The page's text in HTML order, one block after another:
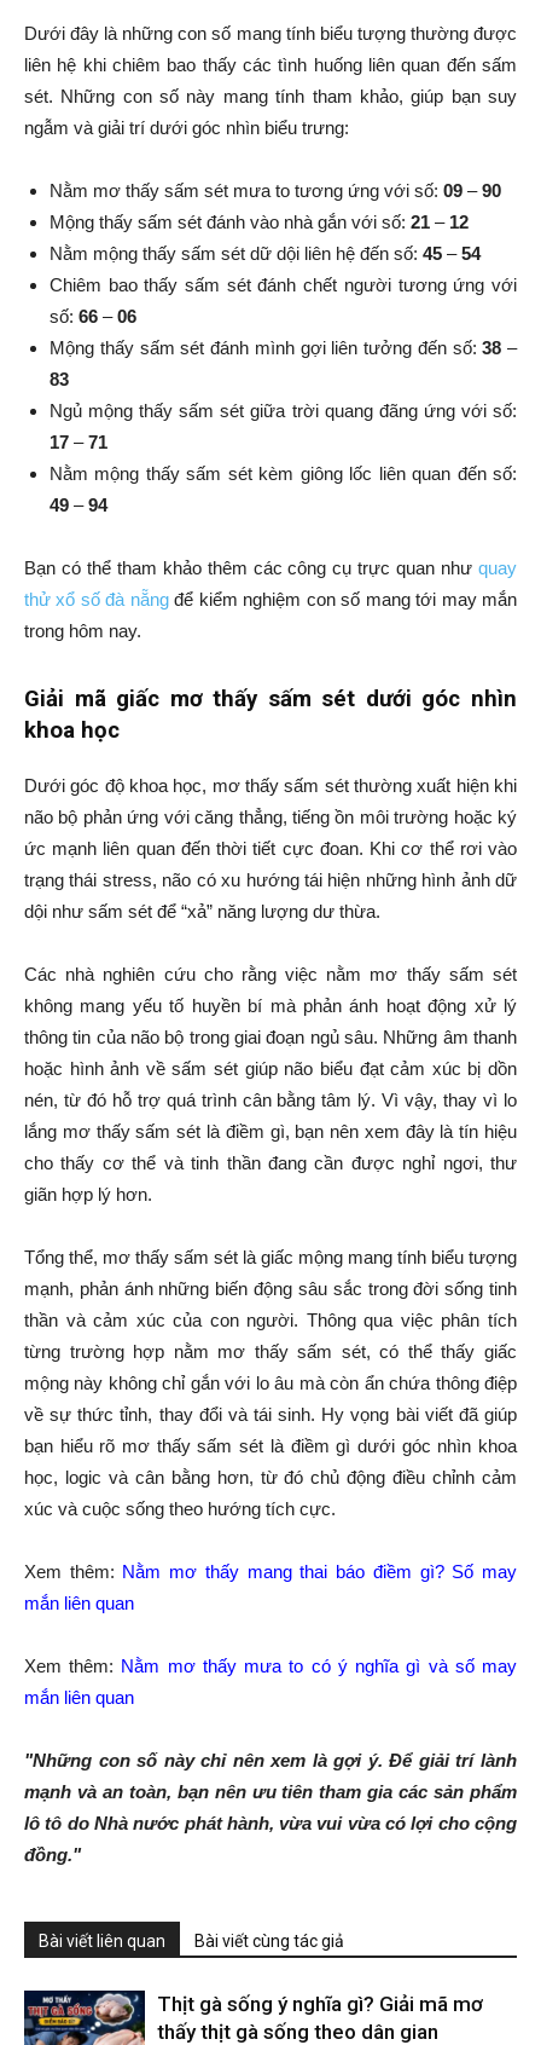
Dưới đây là những con số mang tính biểu tượng thường được
liên hệ khi chiêm bao thấy các tình huống liên quan đến sấm
sét. Những con số này mang tính tham khảo, giúp bạn suy
ngẫm và giải trí dưới góc nhìn biểu trưng:
Nằm mơ thấy sấm sét mưa to tương ứng với số: 09 –90
Mộng thấy sấm sét đánh vào nhà gắn với số: 21 – 12
Nằm mộng thấy sấm sét dữ dội liên hệ đến số: 45 –54
Chiêm bao thấy sấm sét đánh chết người tương ứng với
số: 66 –06
Mộng thấy sấm sét đánh mình gợi liên tưởng đến số:38 –
83
Ngủ mộng thấy sấm sét giữa trời quang đãng ứng với số:
17 –71
Nằm mộng thấy sấm sét kèm giông lốc liên quan đến số:
49 –94
Bạn có thể tham khảo thêm các công cụ trực quan như quay
thử xổ số đà nẵngđể kiểm nghiệm con số mang tới may mắn
trong hôm nay.
Giải mã giấc mơ thấy sấm sét dưới góc nhìn
khoa học
Dưới góc độ khoa học, mơ thấy sấm sét thường xuất hiện khi
não bộ phản ứng với căng thẳng, tiếng ồn môi trường hoặc ký
ức mạnh liên quan đến thời tiết cực đoan. Khi cơ thể rơi vào
trạng thái stress, não có xu hướng tái hiện những hình ảnh dữ
dội như sấm sét để “xả” năng lượng dư thừa.
Các nhà nghiên cứu cho rằng việc nằm mơ thấy sấm sét
không mang yếu tố huyền bí mà phản ánh hoạt động xử lý
thông tin của não bộ trong giai đoạn ngủ sâu. Những âm thanh
hoặc hình ảnh về sấm sét giúp não biểu đạt cảm xúc bị dồn
nén, từ đó hỗ trợ quá trình cân bằng tâm lý. Vì vậy, thay vì lo
lắng mơ thấy sấm sét là điềm gì, bạn nên xem đây là tín hiệu
cho thấy cơ thể và tinh thần đang cần được nghỉ ngơi, thư
giãn hợp lý hơn.
Tổng thể, mơ thấy sấm sét là giấc mộng mang tính biểu tượng
mạnh, phản ánh những biến động sâu sắc trong đời sống tinh
thần và cảm xúc của con người. Thông qua việc phân tích
từng trường hợp nằm mơ thấy sấm sét, có thể thấy giấc
mộng này không chỉ gắn với lo âu mà còn ẩn chứa thông điệp
về sự thức tỉnh, thay đổi và tái sinh. Hy vọng bài viết đã giúp
bạn hiểu rõ mơ thấy sấm sét là điềm gì dưới góc nhìn khoa
học, logic và cân bằng hơn, từ đó chủ động điều chỉnh cảm
xúc và cuộc sống theo hướng tích cực.
Xem thêm: Nằm mơ thấy mang thai báo điềm gì? Số may
mắn liên quan
Xem thêm: Nằm mơ thấy mưa to có ý nghĩa gì và số may
mắn liên quan
"Những con số này chỉ nên xem là gợi ý. Để giải trí lành
mạnh và an toàn, bạn nên ưu tiên tham gia các sản phẩm
lô tô do Nhà nước phát hành, vừa vui vừa có lợi cho cộng
đồng."
Bài viết liên quan Bài viết cùng tác giả
Thịt gà sống ý nghĩa gì? Giải mã mơ
thấy thịt gà sống theo dân gian